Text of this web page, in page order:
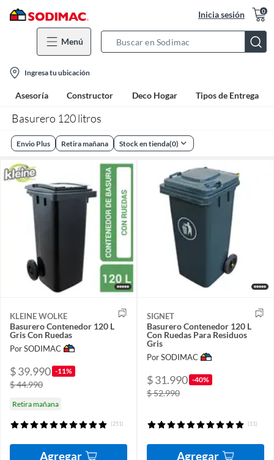
Inicia sesión 0
Menú
Bar
location-
icon
Ingresa tu ubicación
Asesoría Constructor Deco Hogar Tipos de Entrega
Basurero 120 litros
Envio Plus Retira mañana Stock en tienda(0)
KLEINE WOLKE
Basurero Contenedor 120 L
Gris Con Ruedas
Por SODIMAC
$ 39.990 -11%
$ 44.990
Retira mañana
(251)
Agregar
SIGNET
Basurero Contenedor 120 L
Con Ruedas Para Residuos
Gris
Por SODIMAC
$ 31.990 -40%
$ 52.990
(11)
Agregar